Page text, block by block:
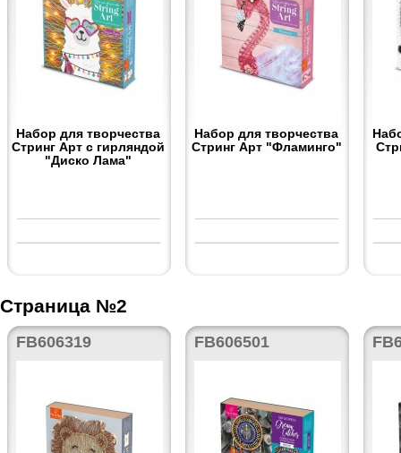
Набор для творчества
Стринг Арт с гирляндой
"Диско Лама"
Набор для творчества
Стринг Арт "Фламинго"
Страница №2
FB606319 FB606501